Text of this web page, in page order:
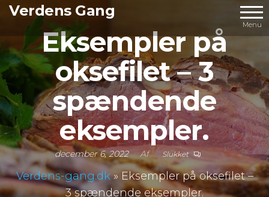
Videre
indhold
Verdens Gang
Menu
Eksempler på
oksefilet – 3
spændende
eksempler.
december 6, 2022 Af Slukket
Verdens-gang.dk» Eksempler på oksefilet –
3 spændende eksempler.